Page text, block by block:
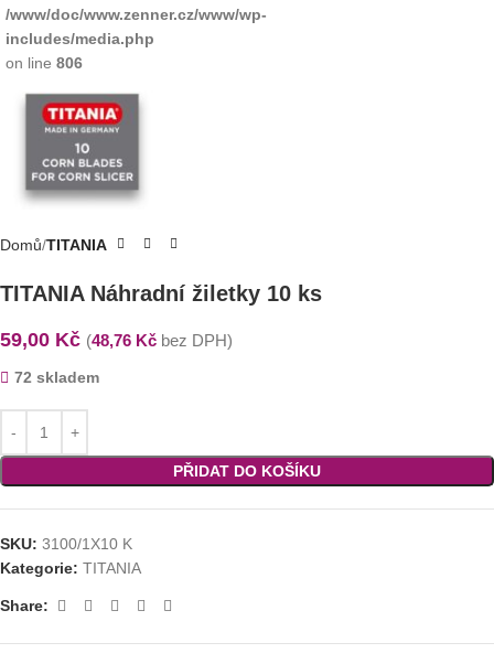
/www/doc/www.zenner.cz/www/wp-
includes/media.php
on line 806
Domů TITANIA
TITANIA Náhradní žiletky 10 ks
59,00 Kč (48,76 Kč bez DPH)
72 skladem
PŘIDAT DO KOŠÍKU
SKU: 3100/1X10 K
Kategorie: TITANIA
Share: